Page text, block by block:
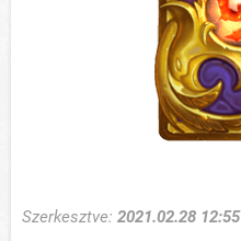
Szerkesztve: 2021.02.28 12:55